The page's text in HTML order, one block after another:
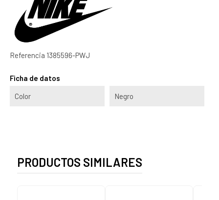
Referencia 1385596-PWJ
Ficha de datos
Color Negro
PRODUCTOS SIMILARES